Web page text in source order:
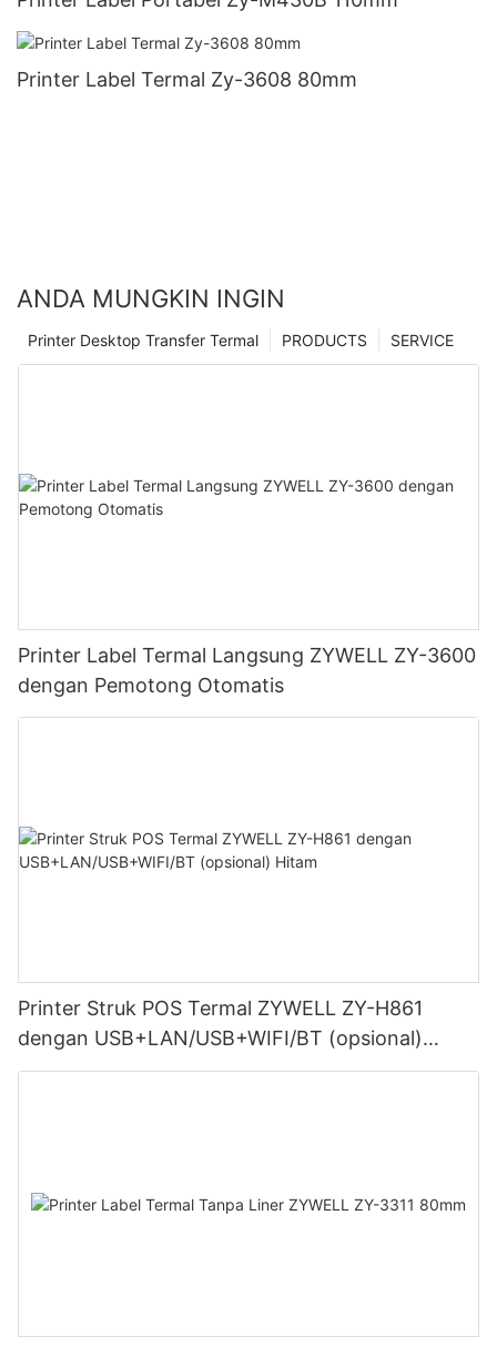
Printer Label Termal Zy-3608 80mm
ANDA MUNGKIN INGIN
SERVICE
PRODUCTS
Printer Desktop Transfer Termal
Printer Label Termal Langsung ZYWELL ZY-3600
dengan Pemotong Otomatis
Printer Struk POS Termal ZYWELL ZY-H861
dengan USB+LAN/USB+WIFI/BT (opsional)
Hitam